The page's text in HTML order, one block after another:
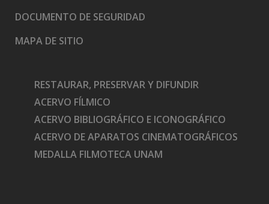
DOCUMENTO DE SEGURIDAD
MAPA DE SITIO
RESTAURAR, PRESERVAR Y DIFUNDIR
ACERVO FÍLMICO
ACERVO BIBLIOGRÁFICO E ICONOGRÁFICO
ACERVO DE APARATOS CINEMATOGRÁFICOS
MEDALLA FILMOTECA UNAM